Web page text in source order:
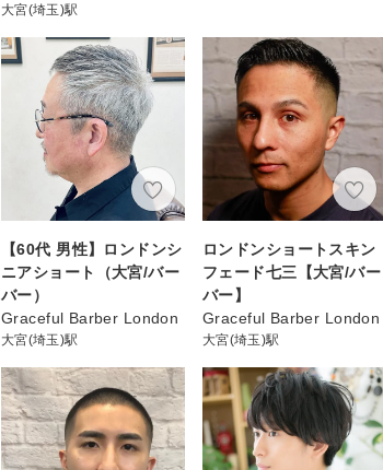
大宮(埼玉)駅
【60代 男性】ロンドンシ
ニアショート（大宮/バー
バー）
Graceful Barber London
大宮(埼玉)駅
ロンドンショートスキン
フェード七三【大宮/バー
バー】
Graceful Barber London
大宮(埼玉)駅